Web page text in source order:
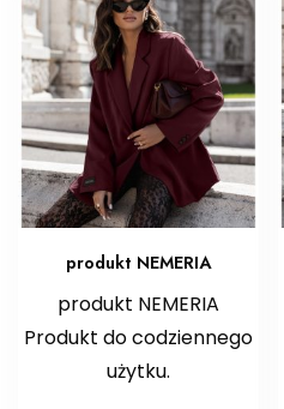
produkt NEMERIA
produkt NEMERIA
Produkt do codziennego
użytku.